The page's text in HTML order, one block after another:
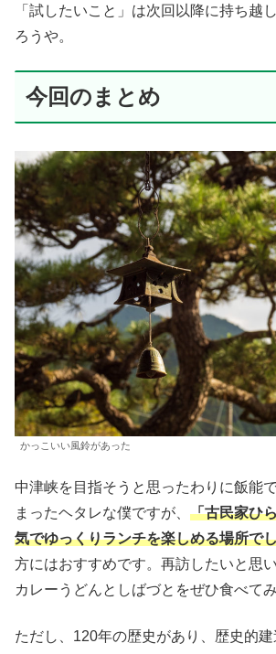
「試したいこと」は次回以降に持ち越
ろうや。
今回のまとめ
かっこいい風鈴があった
中津峡を目指そうと思ったわりに飯能
まったヘタレな僕ですが、 「古民家ひ
気でゆっくりランチを楽しめる場所で
方にはおすすめです。再訪したいと思
カレーうどんとしばづとをぜひ食べて
ただし、120年の歴史があり、歴史的